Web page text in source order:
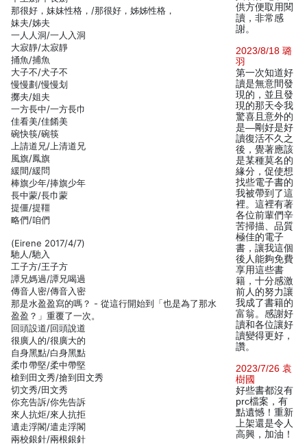
那很好，妹妹性格，/那很好，姊姊性格，
妹夫/姊夫
一人人洞/一人入洞
大寂靜/太寂靜
捅魚/捕魚
大子不/犬子不
慢慢劃/慢慢划
擲夫/姐夫
一方長中/一方長巾
佳看美/佳餚美
碗快筷/碗筷
上請道兄/上清道兄
風旗/鳳旗
緩間/緩問
棒旗少年/捧旗少年
長中蒙/長巾蒙
提僵/提韁
略們/咱們
(Eirene 2017/4/7)
馳人/馳入
工子方/王子方
譚兄媽過/譚兄喝過
傳音人密/傳音入密
那是水盈盈寫的嗎？ - 從這行開始到「也是為了那水
盈盈？」重覆了一次。
回頭設道/回頭說道
很廣人的/很廣大的
自身黑點/白身黑點
柔巾帶堅/柔中帶堅
槍到田文秀/搶到田文秀
切文秀/田文秀
你充告訴/你先告訴
來人抗炬/來人抗拒
遺走浮閣/遣走浮閣
兩校銀針/兩根銀針
供方便取用閱
讀，非常感
謝。
2023/8/18 璐
羽
第一次知道好
讀是無意間發
現的，並且發
現的那天令我
驚喜且意外的
是—剛好是好
讀復活不久之
後，覺著應該
是某種莫名的
緣分，促使想
找些電子書的
我被帶到了這
裡。這裡有著
各位前輩們辛
苦掃描、品質
極佳的電子
書，讓我這個
後人能夠免費
享用這些書
籍，十分感激
前人的努力讓
我成了書籍的
富翁。感謝好
讀和各位讓好
讀變得更好，
讚。
2023/7/26 袁
樹國
好些書都沒有
prc檔案，有
點遺憾！重新
上架還是令人
高興，加油！